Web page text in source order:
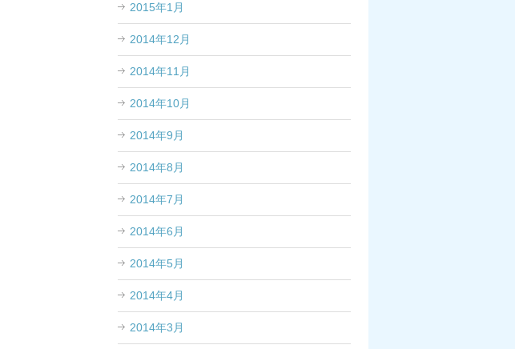
2015年1月
2014年12月
2014年11月
2014年10月
2014年9月
2014年8月
2014年7月
2014年6月
2014年5月
2014年4月
2014年3月